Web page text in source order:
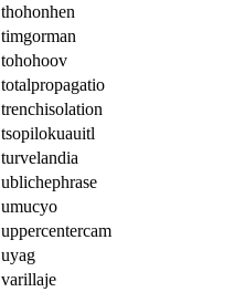
thohonhen
timgorman
tohohoov
totalpropagatio
trenchisolation
tsopilokuauitl
turvelandia
ublichephrase
umucyo
uppercentercam
uyag
varillaje